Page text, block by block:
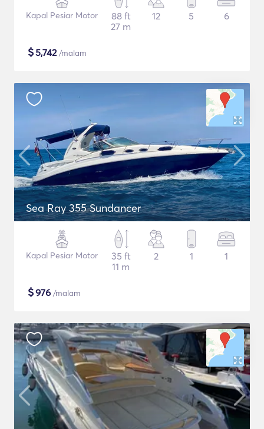
Kapal Pesiar Motor
88 ft
27 m
12 5 6
$5,742/malam
Sea Ray 355 Sundancer
Kapal Pesiar Motor
35 ft
11 m
2 1 1
$976 /malam